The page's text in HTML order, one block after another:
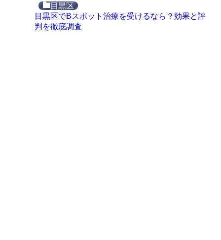
目黒区
目黒区でBスポット治療を受けるなら？効果と評
判を徹底調査